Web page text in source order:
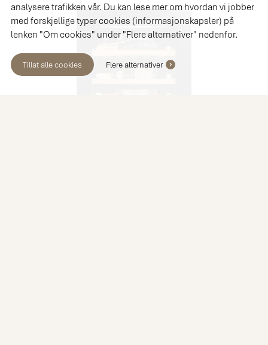
analysere trafikken vår. Du kan lese mer om hvordan vi jobber
med forskjellige typer cookies (informasjonskapsler) på
lenken "Om cookies" under "Flere alternativer" nedenfor.
Tillat alle cookies Flere alternativer